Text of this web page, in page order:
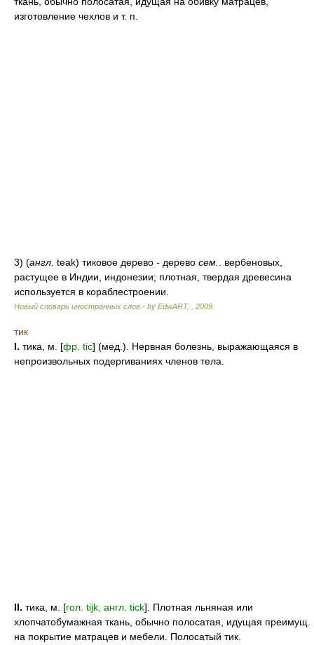
изготовление чехлов и т. п.
3) (англ. teak) тиковое дерево - дерево сем.
. вербеновых,
растущее в Индии, индонезии; плотная, твердая древесина
используется в кораблестроении.
Новый словарь иностранных слов.- by EdwART, 2009
тик
I. тика, м. [фр. tic] (мед.). Нервная болезнь, выражающаяся в
непроизвольных подергиваниях членов тела.
II. тика, м. [гол. tijk, англ. tick]. Плотная льняная или
хлопчатобумажная ткань, обычно полосатая, идущая преимущ.
на покрытие матрацев и мебели. Полосатый тик.